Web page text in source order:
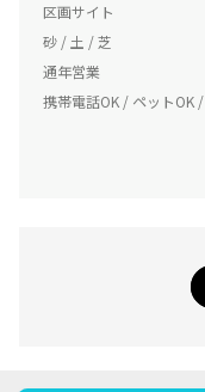
区画サイト
砂 / 土 / 芝
通年営業
携帯電話OK / ペットOK